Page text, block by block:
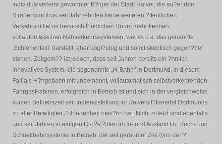
individualverkehr gewohnter B?rger der Stadt Halver, die au?er dem
Stra?enomnibus seit Jahrzehnten keine weiteren ?ffentlichen
Verkehrsmittel im heimisch l?ndlichen Raum mehr kennen,
vollautomatischen Nahverkehrssystemen, wie es u.a. das genannte
‚Schienentaxi‘ darstellt, eher ungl?ubig und somit skeptisch gegen?ber
stehen. Zeitgem?? ist jedoch, dass seit Jahren bereits ein ?hnlich
innovatives System, die sogenannte „H-Bahn“ in Dortmund, in diesem
Fall als H?ngebahn mit unbemannt, vollautomatisch selbstverkehrenden
Fahrgastkabinen, erfolgreich in Betrieb ist und sich in der vergleichweise
kurzen Betriebszeit seit Indienststellung im Universit?tsviertel Dortmunds
zu aller Beteiligten Zufriedenheit bew?hrt hat. Nicht zuletzt sind ebenfalls
und seit Jahren in einigen Gro?st?dten im In- und Ausland U-, Hoch- und
Schnellbahnsysteme in Betrieb, die seit geraumer Zeit (von der ?